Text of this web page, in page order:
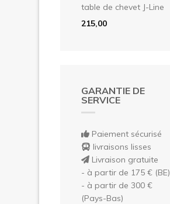
table de chevet J-Line
215,00
GARANTIE DE
SERVICE
Paiement sécurisé
livraisons lisses
Livraison gratuite
- à partir de 175 € (BE)
- à partir de 300 €
(Pays-Bas)